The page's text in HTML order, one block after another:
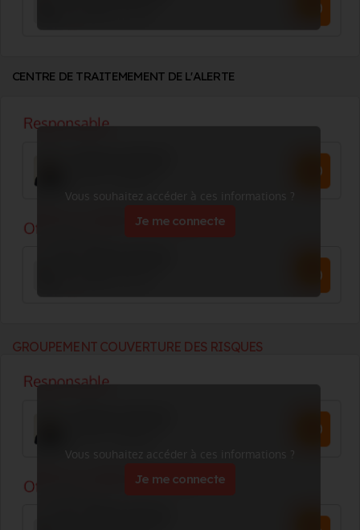
CENTRE DE TRAITEMEMENT DE L'ALERTE
Vous souhaitez accéder à ces informations ?
Je me connecte
GROUPEMENT COUVERTURE DES RISQUES
Vous souhaitez accéder à ces informations ?
Je me connecte